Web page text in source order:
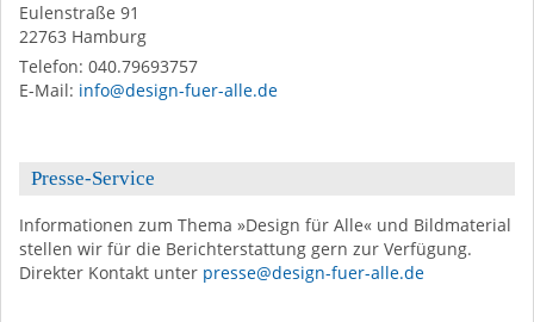
Eulenstraße 91
22763 Hamburg
Telefon: 040.79693757
E-Mail: info@design-fuer-alle.de
Presse-Service
Informationen zum Thema »Design für Alle« und Bildmaterial
stellen wir für die Berichterstattung gern zur Verfügung.
Direkter Kontakt unter presse@design-fuer-alle.de